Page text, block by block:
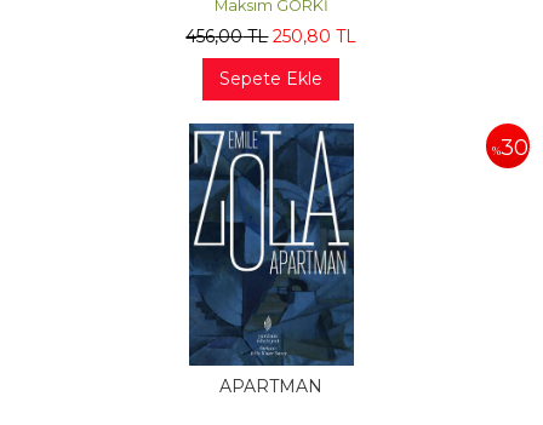
Maksim GORKİ
456,00TL 250,80 TL
Sepete Ekle
%30
APARTMAN